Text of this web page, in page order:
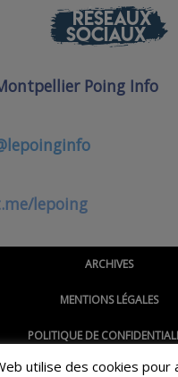
RÉSEAUX
SOCIAUX
Poing Info
lepoing
@montpellierpoinginfo
ARCHIVES
MENTIONS LÉGALES
POLITIQUE DE
CGU
utilise des cookies pour